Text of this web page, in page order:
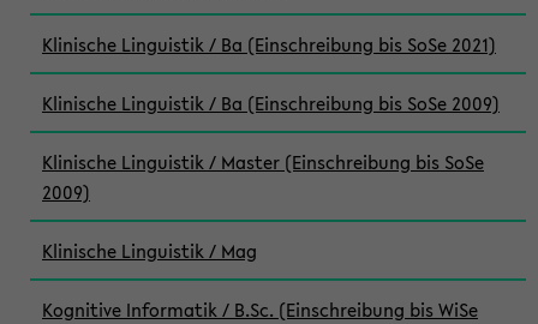
Klinische Linguistik / Ba (Einschreibung bis SoSe 2021)
Klinische Linguistik / Ba (Einschreibung bis SoSe 2009)
Klinische Linguistik / Master (Einschreibung bis SoSe
2009)
Klinische Linguistik / Mag
Kognitive Informatik / B.Sc. (Einschreibung bis WiSe